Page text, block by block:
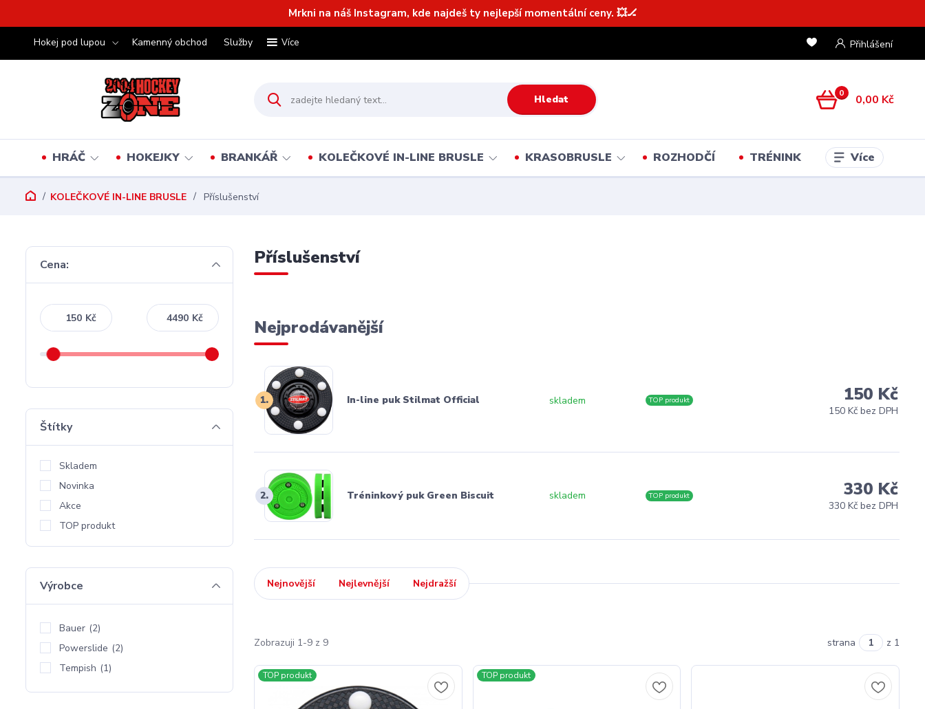
Mrkni na náš Instagram, kde najdeš ty nejlepší momentální ceny. 💥🏒
Hokej pod lupou Kamenný obchod Služby Více Přihlášení
Hledat 0 0,00 Kč
HRÁČ HOKEJKY BRANKÁŘ KOLEČKOVÉ IN-LINE BRUSLE KRASOBRUSLE ROZHODČÍ TRÉNINK Více
KOLEČKOVÉ IN-LINE BRUSLE Příslušenství
Příslušenství
Nejprodávanější
1. In-line puk Stilmat Official skladem TOP produkt 150 Kč
150 Kč bez DPH
2. Tréninkový puk Green Biscuit skladem TOP produkt 330 Kč
330 Kč bez DPH
Nejnovější Nejlevnější Nejdražší
Zobrazuji 1-9 z 9 strana z 1
TOP produkt TOP produkt
Cena:
Kč Kč
Štítky
Skladem
Novinka
Akce
TOP produkt
Výrobce
Bauer (2)
Powerslide (2)
Tempish (1)